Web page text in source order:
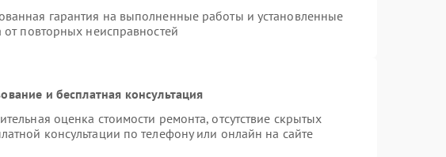
гарантия на выполненные работы и установленные
повторных неисправностей
и бесплатная консультация
оценка стоимости ремонта, отсутствие скрытых
консультации по телефону или онлайн на сайте